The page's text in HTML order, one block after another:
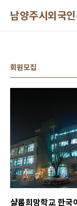
남양주시외국
회원모집